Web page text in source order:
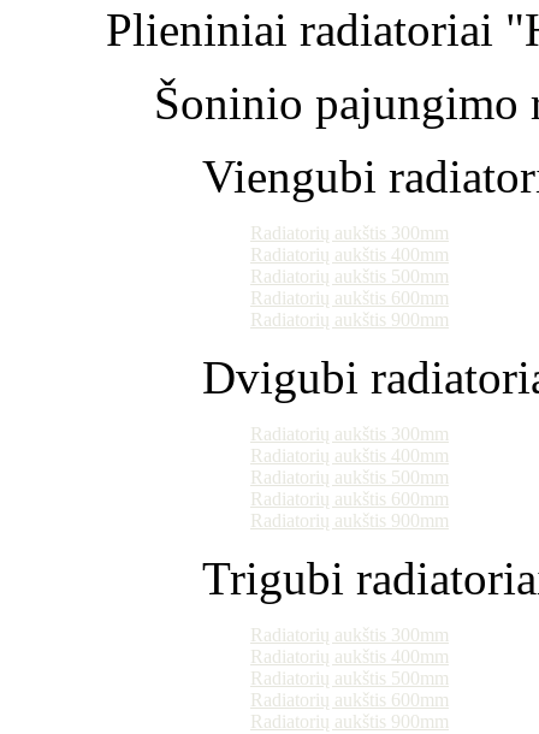
Plieniniai radiatoriai
Šoninio pajungimo
Viengubi
Radiatorių aukštis 300mm
Radiatorių aukštis 400mm
Radiatorių aukštis 500mm
Radiatorių aukštis 600mm
Radiatorių aukštis 900mm
Dvigubi
Radiatorių aukštis 300mm
Radiatorių aukštis 400mm
Radiatorių aukštis 500mm
Radiatorių aukštis 600mm
Radiatorių aukštis 900mm
Trigubi
Radiatorių aukštis 300mm
Radiatorių aukštis 400mm
Radiatorių aukštis 500mm
Radiatorių aukštis 600mm
Radiatorių aukštis 900mm